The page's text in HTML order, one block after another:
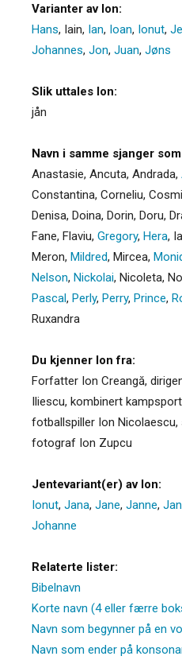
Varianter av Ion:
Hans, Iain, Ian, Ioan, Ionut,
Johannes, Jon, Juan, Jøns
Slik uttales Ion:
jån
Navn i samme sjanger
Anastasie, Ancuta, Andrada,
Constantina, Corneliu,
Denisa, Doina, Dorin, Doru,
Fane, Flaviu, Gregory, Hera,
Meron, Mildred, Mircea,
Nelson, Nickolai, Nicoleta,
Pascal, Perly, Perry, Prince,
Ruxandra
Du kjenner Ion fra:
Forfatter Ion Creangă,
Iliescu, kombinert
fotballspiller Ion Nicolaescu,
fotograf Ion Zupcu
Jentevariant(er) av Ion:
Ionut, Jana, Jane, Janne,
Johanne
Relaterte lister:
Bibelnavn
Korte navn (4 eller færre
Navn som begynner på en
Navn som ender på